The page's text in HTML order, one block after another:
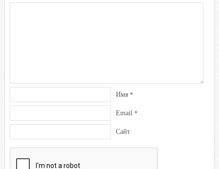
Имя *
Email *
Сайт